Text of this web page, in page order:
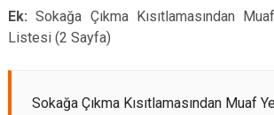
Ek: Sokağa Çıkma Kısıtlamasından
Listesi (2 Sayfa)
Sokağa Çıkma Kısıtlamasından Muaf